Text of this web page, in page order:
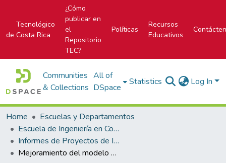
Tecnológico
de Costa Rica
¿Cómo
publicar en
el
Repositorio
TEC?
Políticas
Recursos
Educativos
Communities
& Collections
All of
DSpace
Statistics Log In
Home
Escuelas y Departamentos
Escuela de Ingeniería en Computación
Informes de Proyectos de Investigación
Mejoramiento del modelo de la estructura interna de capas y corteza del Volcán Turrialba